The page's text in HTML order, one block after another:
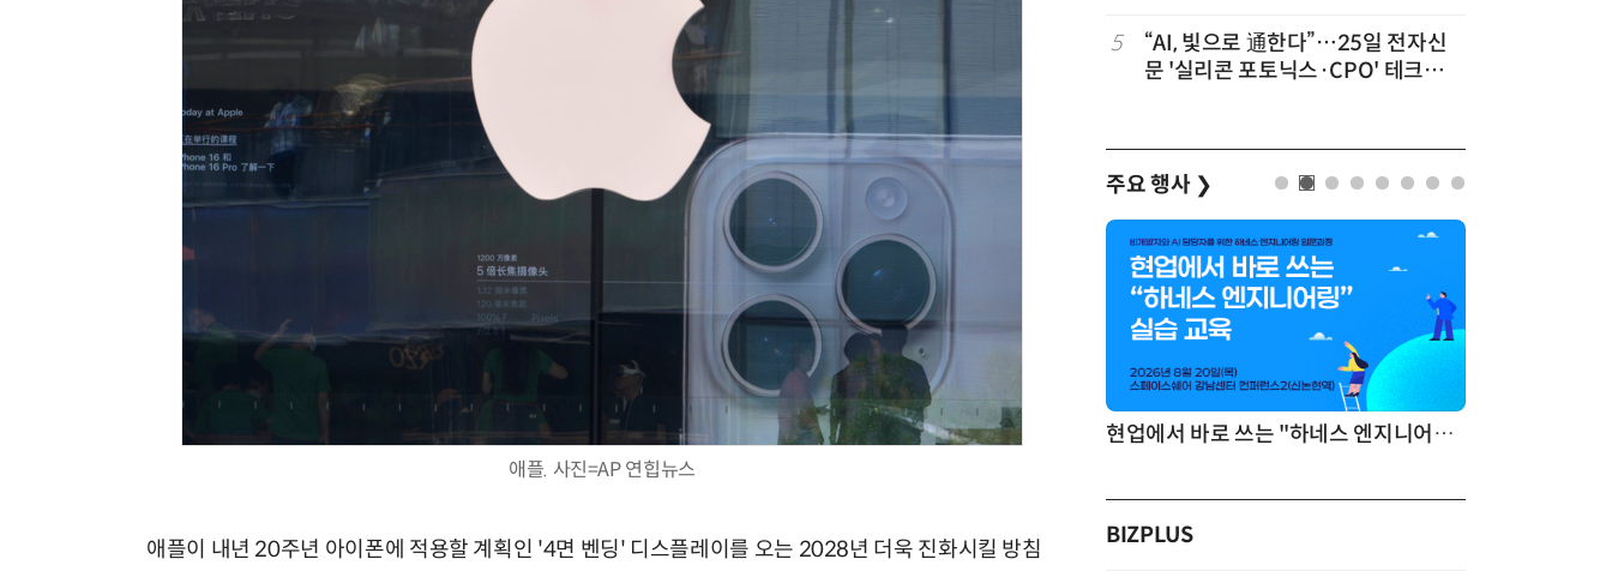
애플. 사진=AP 연힙뉴스
애플이 내년 20주년 아이폰에 적용할 계획인 '4면 벤딩' 디스플레이를 오는 2028년 더욱 진화시킬 방침
원 구형 태양전지 IEC 국제표준 개발
과제 공식 승인
5
“AI, 빛으로 通한다”…25일 전자신
문 '실리콘 포토닉스·CPO' 테크데
주요 행사 ❯
양자컴퓨팅 비즈니스·기술 입문 1-Day 워크샵 - 큐비트·양자 알고리듬·Qiskit 실습으로 이해하는 차세대 현업에서 바로 쓰는 "하네스 엔지니어링" 실습 교육
BIZPLUS